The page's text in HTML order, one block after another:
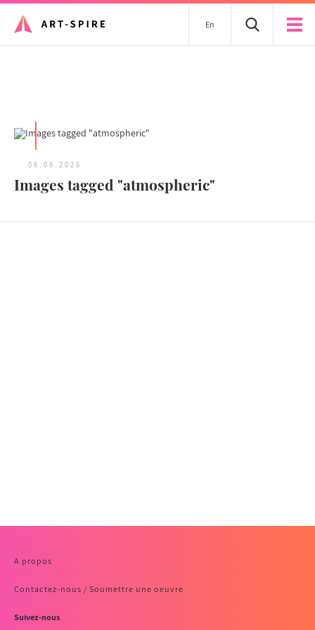
En
06.08.2026
Images tagged "atmospheric"
A propos
Contactez-nous / Soumettre une oeuvre
Suivez-nous